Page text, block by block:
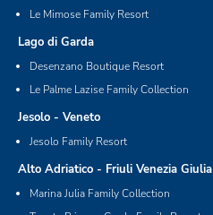
Le Mimose Family Resort
Lago di Garda
Desenzano Boutique Resort
Le Palme Lazise Family Collection
Jesolo - Veneto
Jesolo Family Resort
Alto Adriatico - Friuli Venezia Giulia
Marina Julia Family Collection